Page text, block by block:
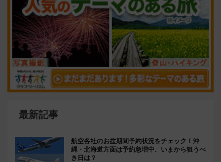
最新記事
航空各社のお盆期間予約状況をチェック！沖
縄・北海道方面は予約急増中、いまから狙うべ
き日は？